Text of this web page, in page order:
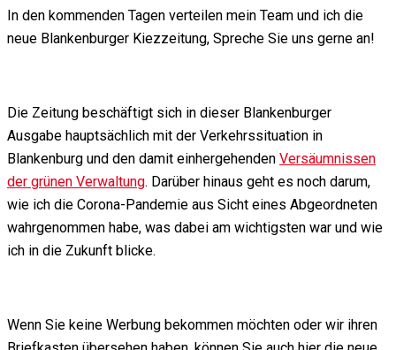
In den kommenden Tagen verteilen mein Team und ich die
neue Blankenburger Kiezzeitung, Spreche Sie uns gerne an!
Die Zeitung beschäftigt sich in dieser Blankenburger
Ausgabe hauptsächlich mit der Verkehrssituation in
Blankenburg und den damit einhergehenden Versäumnissen
der grünen Verwaltung. Darüber hinaus geht es noch darum,
wie ich die Corona-Pandemie aus Sicht eines Abgeordneten
wahrgenommen habe, was dabei am wichtigsten war und wie
ich in die Zukunft blicke.
Wenn Sie keine Werbung bekommen möchten oder wir ihren